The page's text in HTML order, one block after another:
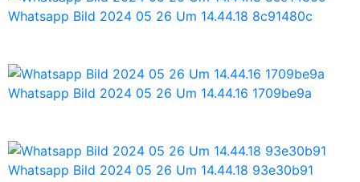
Whatsapp Bild 2024 05 26 Um 14.44.18 8c91480c
Whatsapp Bild 2024 05 26 Um 14.44.16 1709be9a
Whatsapp Bild 2024 05 26 Um 14.44.18 93e30b91